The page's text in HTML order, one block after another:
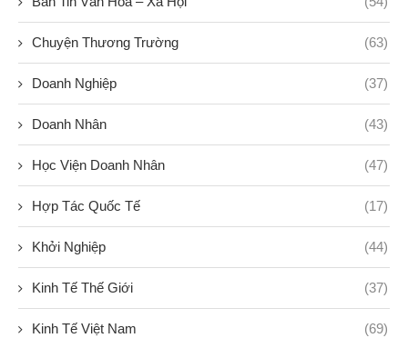
Chuyện Thương Trường (63)
Doanh Nghiệp (37)
Doanh Nhân (43)
Học Viện Doanh Nhân (47)
Hợp Tác Quốc Tế (17)
Khởi Nghiệp (44)
Kinh Tế Thế Giới (37)
Kinh Tế Việt Nam (69)